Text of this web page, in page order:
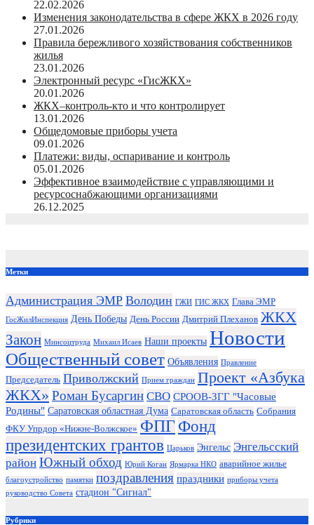
22.02.2026
Изменения законодательства в сфере ЖКХ в 2026 году
27.01.2026
Правила бережливого хозяйствования собственников
жилья
23.01.2026
Электронный ресурс «ГисЖКХ»
20.01.2026
ЖКХ–контроль-кто и что контролирует
13.01.2026
Общедомовые приборы учета
09.01.2026
Платежи: виды, оспаривание и контроль
05.01.2026
Эффективное взаимодействие с управляющими и
ресурсоснабжающими организациями
26.12.2025
Метки
Администрация ЭМР Володин ГЖИ ГИС ЖКХ Глава ЭМР
ГосЖилИнспекция День Победы День России Дмитрий Плеханов ЖКХ
Закон Минсоцтруда Михаил Исаев Наши проекты Новости
Общественный совет Объявления Правление
Председатель Приволжский Прием граждан Проект «Азбука
ЖКХ» Роман Бусаргин СВО СРООВ-ЗГГ "Часовые
Родины" Саратовская областная Дума Саратовская область Собрания
ФКУ Упрдор «Нижне-Волжское» ФПГ Фонд
президентских грантов Царьков Энгельс Энгельсский
район Южный обход Юрий Коган Ярмарка НКО аварийное жилье
благоустройство памятки поздравления праздники приборы учета
руководство Совета стадион "Сигнал"
Рубрики